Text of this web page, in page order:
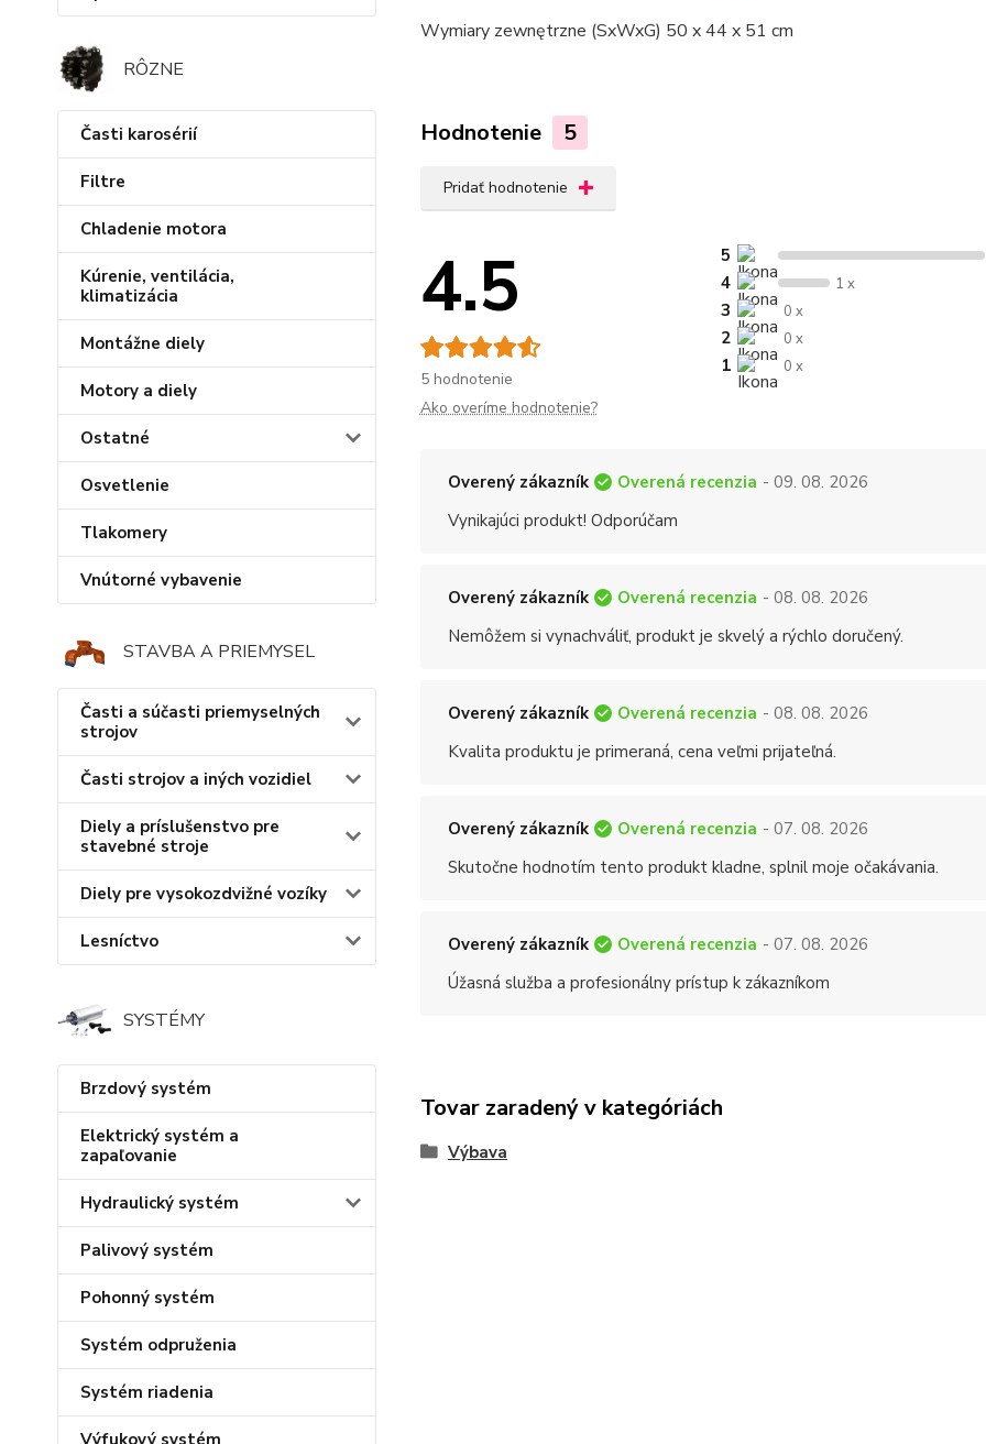
RÔZNE
Časti karosérií
Filtre
Chladenie motora
Kúrenie, ventilácia,
klimatizácia
Montážne diely
Motory a diely
Ostatné
Osvetlenie
Tlakomery
Vnútorné vybavenie
STAVBA A PRIEMYSEL
Časti a súčasti priemyselných
strojov
Časti strojov a iných vozidiel
Diely a príslušenstvo pre
stavebné stroje
Diely pre vysokozdvižné vozíky
Lesníctvo
SYSTÉMY
Brzdový systém
Elektrický systém a
zapaľovanie
Hydraulický systém
Palivový systém
Pohonný systém
Systém odpruženia
Systém riadenia
Wymiary zewnętrzne (SxWxG) 50 x 44 x 51 cm
Hodnotenie 5
Pridať hodnotenie
4.5
5 hodnotenie
5
4
1 x
3 0 x
2 0 x
1 0 x
Ako overíme hodnotenie?
Overený zákazník Overená recenzia - 09. 08. 2026
Vynikajúci produkt! Odporúčam
Overený zákazník Overená recenzia - 08. 08. 2026
Nemôžem si vynachváliť, produkt je skvelý a rýchlo doručený.
Overený zákazník Overená recenzia - 08. 08. 2026
Kvalita produktu je primeraná, cena veľmi prijateľná.
Overený zákazník Overená recenzia - 07. 08. 2026
Skutočne hodnotím tento produkt kladne, splnil moje očakávania.
Overený zákazník Overená recenzia - 07. 08. 2026
Úžasná služba a profesionálny prístup k zákazníkom
Tovar zaradený v kategóriách
Výbava